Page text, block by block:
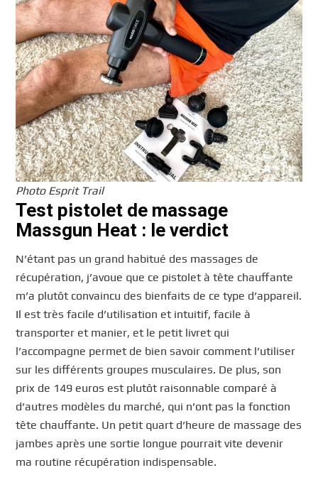
Photo Esprit Trail
Test pistolet de massage
Massgun Heat : le verdict
N’étant pas un grand habitué des massages de
récupération, j’avoue que ce pistolet à tête chauffante
m’a plutôt convaincu des bienfaits de ce type d’appareil.
Il est très facile d’utilisation et intuitif, facile à
transporter et manier, et le petit livret qui
l’accompagne permet de bien savoir comment l’utiliser
sur les différents groupes musculaires. De plus, son
prix de 149 euros est plutôt raisonnable comparé à
d’autres modèles du marché, qui n’ont pas la fonction
tête chauffante. Un petit quart d’heure de massage des
jambes après une sortie longue pourrait vite devenir
ma routine récupération indispensable.